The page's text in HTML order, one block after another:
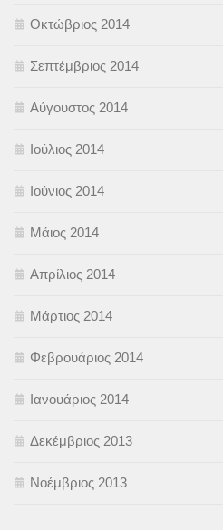
Οκτώβριος 2014
Σεπτέμβριος 2014
Αύγουστος 2014
Ιούλιος 2014
Ιούνιος 2014
Μάιος 2014
Απρίλιος 2014
Μάρτιος 2014
Φεβρουάριος 2014
Ιανουάριος 2014
Δεκέμβριος 2013
Νοέμβριος 2013